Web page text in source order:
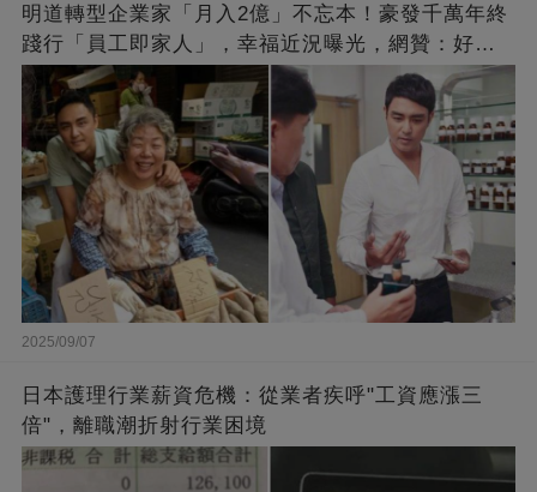
明道轉型企業家「月入2億」不忘本！豪發千萬年終
踐行「員工即家人」，幸福近況曝光，網贊：好老
闆的福報
2025/09/07
日本護理行業薪資危機：從業者疾呼"工資應漲三
倍"，離職潮折射行業困境